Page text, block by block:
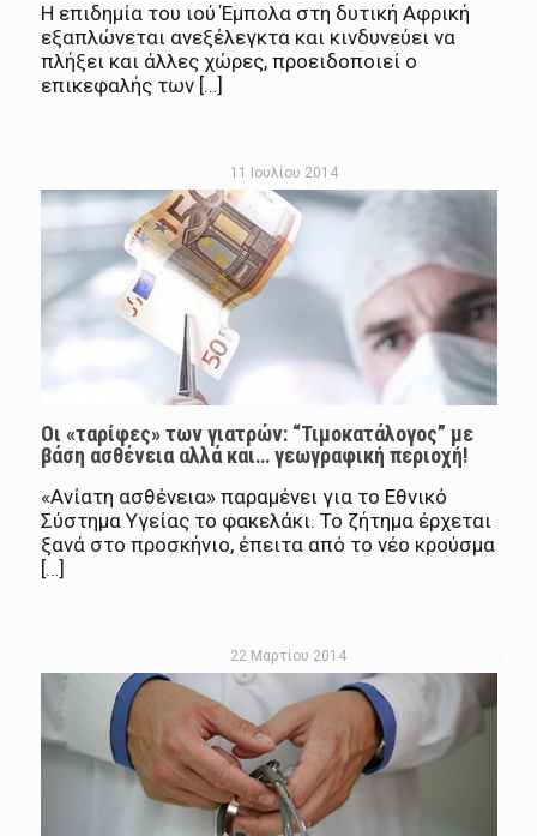
Η επιδημία του ιού Έμπολα στη δυτική Αφρική
εξαπλώνεται ανεξέλεγκτα και κινδυνεύει να
πλήξει και άλλες χώρες, προειδοποιεί ο
επικεφαλής των […]
11 Ιουλίου 2014
Οι «ταρίφες» των γιατρών: “Τιμοκατάλογος” με
βάση ασθένεια αλλά και… γεωγραφική περιοχή!
«Ανίατη ασθένεια» παραμένει για το Εθνικό
Σύστημα Υγείας το φακελάκι. Το ζήτημα έρχεται
ξανά στο προσκήνιο, έπειτα από το νέο κρούσμα
[…]
22 Μαρτίου 2014